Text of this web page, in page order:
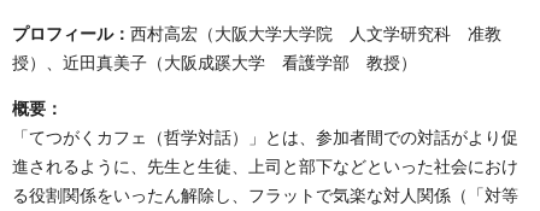
プロフィール： 西村高宏（大阪大学大学院 人文学研究科 准教
授）、近田真美子（大阪成蹊大学 看護学部 教授）
概要：
「てつがくカフェ（哲学対話）」とは、参加者間での対話がより促
進されるように、先生と生徒、上司と部下などといった社会におけ
る役割関係をいったん解除し、フラットで気楽な対人関係（「対等